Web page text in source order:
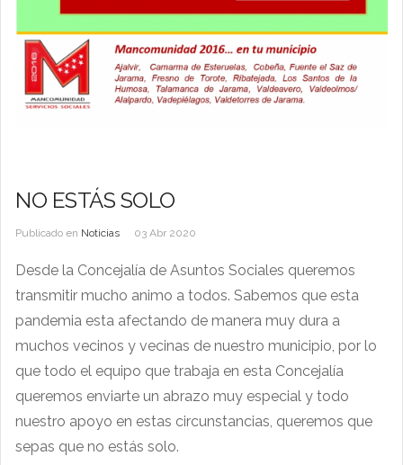
NO ESTÁS SOLO
Publicado en Noticias 03 Abr 2020
Desde la Concejalía de Asuntos Sociales queremos
transmitir mucho animo a todos. Sabemos que esta
pandemia esta afectando de manera muy dura a
muchos vecinos y vecinas de nuestro municipio, por lo
que todo el equipo que trabaja en esta Concejalía
queremos enviarte un abrazo muy especial y todo
nuestro apoyo en estas circunstancias, queremos que
sepas que no estás solo.